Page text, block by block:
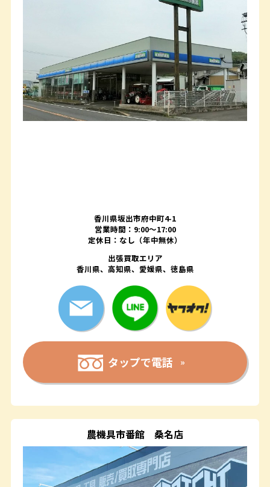
香川県坂出市府中町4-1
営業時間：9:00～17:00
定休日：なし（年中無休）
出張買取エリア
香川県、高知県、愛媛県、徳島県
タップで電話
農機具市番館 桑名店